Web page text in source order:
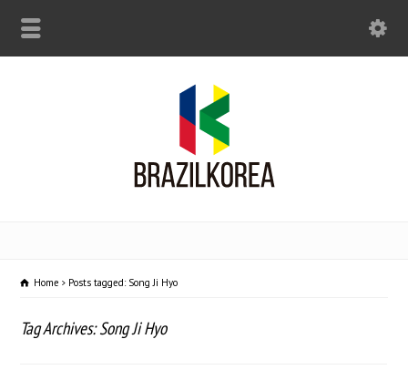
Home Posts tagged: Song Ji Hyo
Tag Archives: Song Ji Hyo